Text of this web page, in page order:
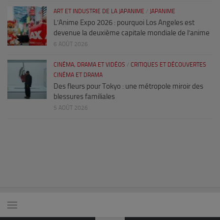
ART ET INDUSTRIE DE LA JAPANIME / JAPANIME
L’Anime Expo 2026 : pourquoi Los Angeles est
devenue la deuxième capitale mondiale de l’anime
6 AOÛT 2026
CINÉMA, DRAMA ET VIDÉOS / CRITIQUES ET DÉCOUVERTES
CINÉMA ET DRAMA
Des fleurs pour Tokyo : une métropole miroir des
blessures familiales
5 AOÛT 2026